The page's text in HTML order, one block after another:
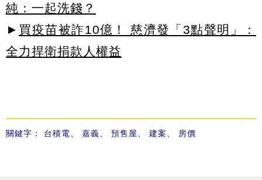
純：一起洗錢？
► 買疫苗被詐10億！ 慈濟發「3點聲明」：
全力捍衛捐款人權益
關鍵字： 台積電 嘉義 預售屋 建案 房價